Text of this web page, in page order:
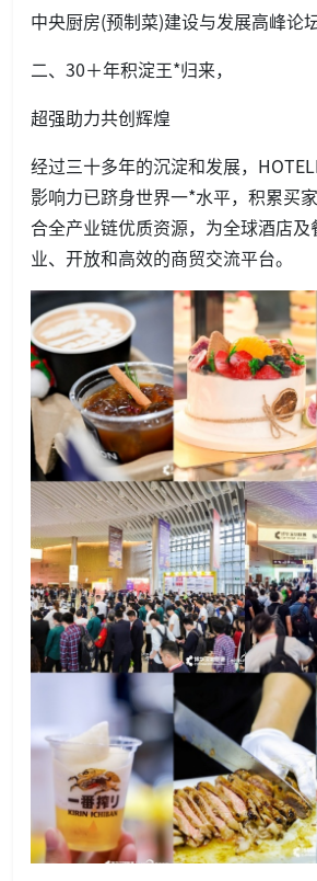
中央厨房(预制菜)建设与发展高峰论
二、30＋年积淀王*归来，
超强助力共创辉煌
经过三十多年的沉淀和发展，
影响力已跻身世界一*水平，积累买
合全产业链优质资源，为全球酒店
业、开放和高效的商贸交流平台。